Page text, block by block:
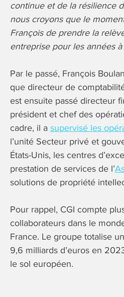
continue et de la résilience
nous croyons que le
François de prendre la
entreprise pour les années
Par le passé, François
que directeur de
est ensuite passé directeur
président et chef des
cadre, il a supervisé les
l’unité Secteur privé et
États-Unis, les centres
prestation de services de l’
solutions de propriété
Pour rappel, CGI compte
collaborateurs dans le
France. Le groupe totalise
9,6 milliards d’euros en
le sol européen.